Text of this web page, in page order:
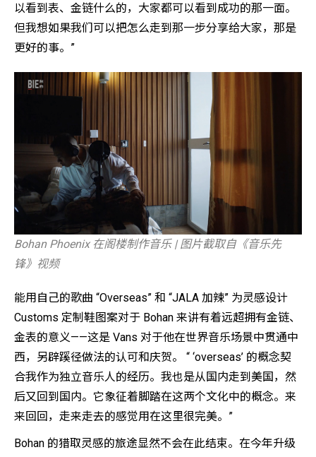
以看到表、金链什么的，大家都可以看到成功的那一面。
但我想如果我们可以把怎么走到那一步分享给大家，那是
更好的事。”
Bohan Phoenix 在阁楼制作音乐 | 图片截取自《音乐先
锋》视频
能用自己的歌曲 “Overseas” 和 “JALA 加辣” 为灵感设计
Customs 定制鞋图案对于 Bohan 来讲有着远超拥有金链、
金表的意义——这是 Vans 对于他在世界音乐场景中贯通中
西，另辟蹊径做法的认可和庆贺。 “ ‘overseas’ 的概念契
合我作为独立音乐人的经历。我也是从国内走到美国，然
后又回到国内。它象征着脚踏在这两个文化中的概念。来
来回回，走来走去的感觉用在这里很完美。”
Bohan 的猎取灵感的旅途显然不会在此结束。在今年升级